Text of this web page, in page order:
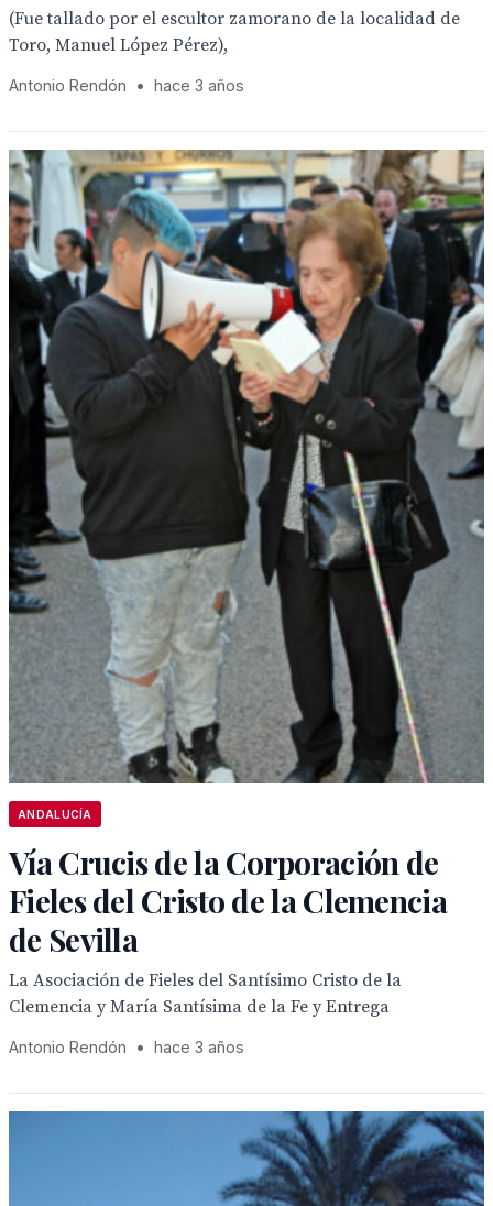
(Fue tallado por el escultor zamorano de la localidad de
Toro, Manuel López Pérez),
Antonio Rendón • hace 3 años
ANDALUCÍA
Vía Crucis de la Corporación de
Fieles del Cristo de la Clemencia
de Sevilla
La Asociación de Fieles del Santísimo Cristo de la
Clemencia y María Santísima de la Fe y Entrega
Antonio Rendón • hace 3 años